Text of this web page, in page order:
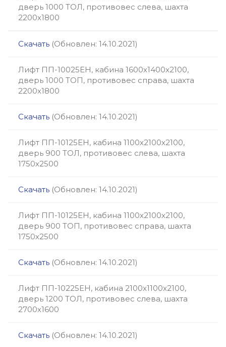
дверь 1000 ТОЛ, противовес слева, шахта
2200х1800
Скачать (Обновлен: 14.10.2021)
Лифт ПП-10025ЕН, кабина 1600х1400х2100,
дверь 1000 ТОП, противовес справа, шахта
2200х1800
Скачать (Обновлен: 14.10.2021)
Лифт ПП-10125ЕН, кабина 1100х2100х2100,
дверь 900 ТОЛ, противовес слева, шахта
1750х2500
Скачать (Обновлен: 14.10.2021)
Лифт ПП-10125ЕН, кабина 1100х2100х2100,
дверь 900 ТОП, противовес справа, шахта
1750х2500
Скачать (Обновлен: 14.10.2021)
Лифт ПП-10225ЕН, кабина 2100х1100х2100,
дверь 1200 ТОЛ, противовес слева, шахта
2700х1600
Скачать (Обновлен: 14.10.2021)